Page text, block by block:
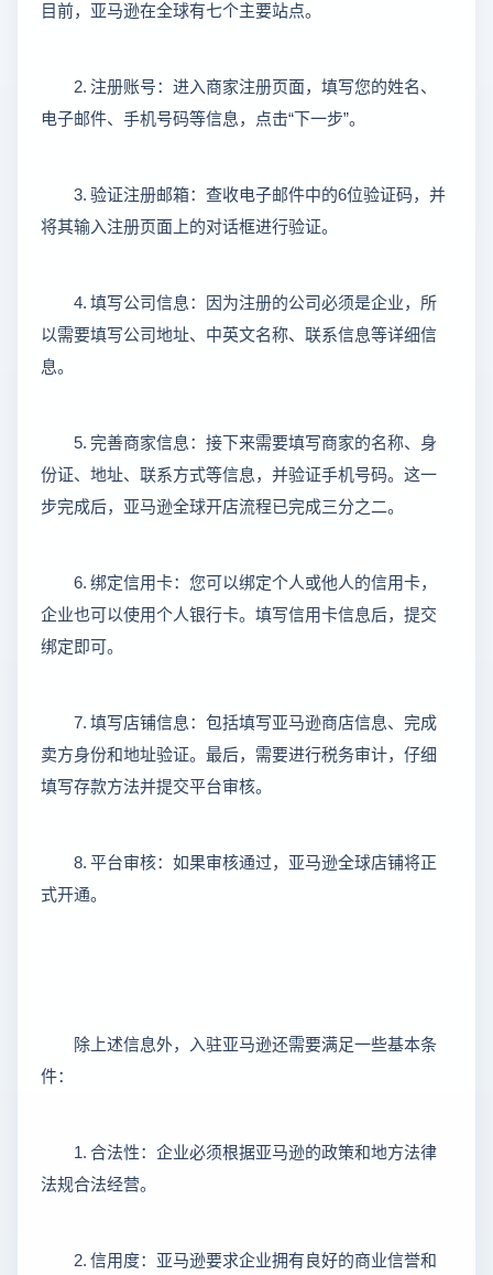
目前，亚马逊在全球有七个主要站点。
2. 注册账号：进入商家注册页面，填写您的姓名、
电子邮件、手机号码等信息，点击“下一步”。
3. 验证注册邮箱：查收电子邮件中的6位验证码，并
将其输入注册页面上的对话框进行验证。
4. 填写公司信息：因为注册的公司必须是企业，所
以需要填写公司地址、中英文名称、联系信息等详细信
息。
5. 完善商家信息：接下来需要填写商家的名称、身
份证、地址、联系方式等信息，并验证手机号码。这一
步完成后，亚马逊全球开店流程已完成三分之二。
6. 绑定信用卡：您可以绑定个人或他人的信用卡，
企业也可以使用个人银行卡。填写信用卡信息后，提交
绑定即可。
7. 填写店铺信息：包括填写亚马逊商店信息、完成
卖方身份和地址验证。最后，需要进行税务审计，仔细
填写存款方法并提交平台审核。
8. 平台审核：如果审核通过，亚马逊全球店铺将正
式开通。
除上述信息外，入驻亚马逊还需要满足一些基本条
件：
1. 合法性：企业必须根据亚马逊的政策和地方法律
法规合法经营。
2. 信用度：亚马逊要求企业拥有良好的商业信誉和